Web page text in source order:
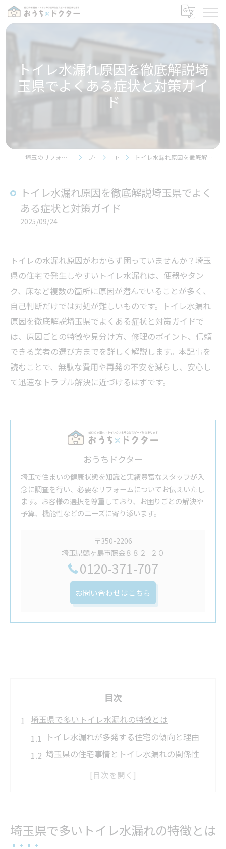
トイレ水漏れ原因を徹底解説埼
玉県でよくある症状と対策ガイ
ド
埼玉のリフォームならおうちドクター ブログ コラム トイレ水漏れ原因を徹底解説埼玉県でよくある症状と対策ガイド
トイレ水漏れ原因を徹底解説埼玉県でよく
ある症状と対策ガイド
2025/09/24
トイレの水漏れ原因がわからず困っていませんか？埼玉
県の住宅で発生しやすいトイレ水漏れは、便器やタン
ク、床など複数の箇所に原因が潜んでいることが多く、
自己判断だけでは対処が難しいものです。トイレ水漏れ
原因を徹底解説埼玉県でよくある症状と対策ガイドで
は、原因ごとの特徴や見分け方、修理のポイント、信頼
できる業者の選び方までを詳しく解説します。本記事を
読むことで、無駄な費用や再発の不安を減らし、安心し
て迅速なトラブル解決に近づけるはずです。
おうちドクター
埼玉で住まいの健康状態を知識と実績豊富なスタッフが入
念に調査を行い、必要なリフォームについてお伝えいたし
ます。お客様の選択を尊重しており、お困りごとの解決や
予算、機能性などのニーズに寄り添います。
〒350-2206
埼玉県鶴ヶ島市藤金８８２−２０
0120-371-707
お問い合わせはこちら
目次
埼玉県で多いトイレ水漏れの特徴とは
トイレ水漏れが多発する住宅の傾向と理由
埼玉県の住宅事情とトイレ水漏れの関係性
便器・床・タンク別トイレ水漏れの典型例
トイレ水漏れ原因を見抜くポイント解説
埼玉県で多いトイレ水漏れの特徴とは